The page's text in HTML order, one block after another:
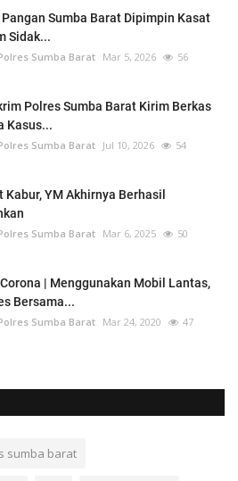
Sumba Barat Dipimpin Kasat
Sidak...
Sumba Barat Mar 5, 2026 56
Polres Sumba Barat Kirim Berkas
Kasus...
Sumba Barat Jul 10, 2026 54
Kabur, YM Akhirnya Berhasil
Sumba Barat Mar 6, 2025 50
| Menggunakan Mobil Lantas,
Bersama...
Sumba Barat Mar 24, 2020 47
sumba barat